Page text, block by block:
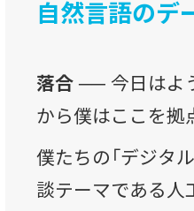
自然言語のデ
落合 ── 今日はよ
から僕はここを拠
僕たちの「デジタ
談テーマである人